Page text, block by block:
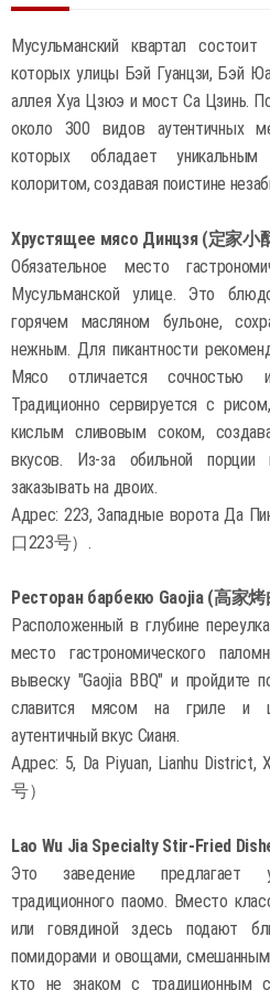
Мусульманский квартал
которых улицы Бэй Гуанцзи, Бэй
аллея Хуа Цзюэ и мост Са Цзинь.
около 300 видов аутентичных
которых обладает
колоритом, создавая поистине
Хрустящее мясо Динцзя (定家小
Обязательное место
Мусульманской улице. Это
горячем масляном бульоне,
нежным. Для пикантности
Мясо отличается сочностью
Традиционно сервируется с
кислым сливовым соком,
вкусов. Из-за обильной
заказывать на двоих.
Адрес: 223, Западные ворота Да
口223号）.
Ресторан барбекю Gaojia (高家
Расположенный в глубине
место гастрономического
вывеску "Gaojia BBQ" и пройдите
славится мясом на гриле и
аутентичный вкус Сианя.
Адрес: 5, Da Piyuan, Lianhu
号）
Lao Wu Jia Specialty Stir-Fried
Это заведение предлагает
традиционного паомо. Вместо
или говядиной здесь подают
помидорами и овощами,
кто не знаком с традиционным